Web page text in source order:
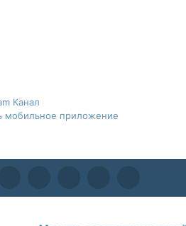
Канал
мобильное приложение